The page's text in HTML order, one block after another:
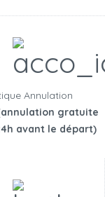
Annulation
gratuite
avant le départ)